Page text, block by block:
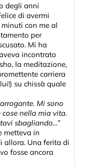
degli anni
di avermi
con me al
per
Mi ha
incontrato
la meditazione,
carriera
su chissà quale
Mi sono
nella mia vita.
sbagliando…”
metteva in
allora. Una ferita di
fosse ancora